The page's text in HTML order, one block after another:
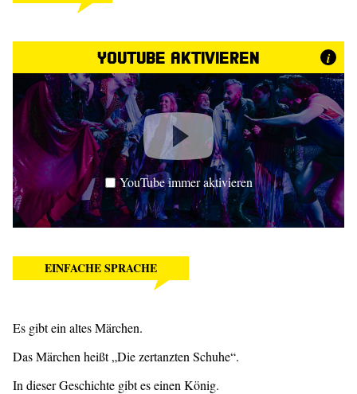
YouTube aktivieren i
YouTube immer aktivieren
EINFACHE SPRACHE
Es gibt ein altes Märchen.
Das Märchen heißt „Die zertanzten Schuhe“.
In dieser Geschichte gibt es einen König.